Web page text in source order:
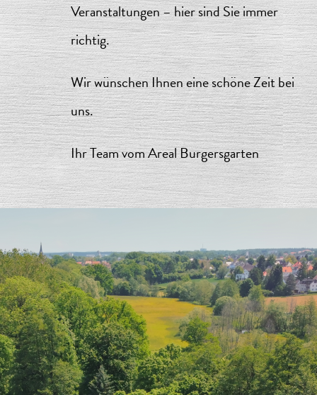
Veranstaltungen – hier sind Sie immer
richtig.
Wir wünschen Ihnen eine schöne Zeit bei
uns.
Ihr Team vom Areal Burgersgarten